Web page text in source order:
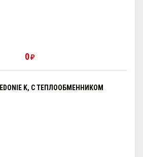
0 ₽
K, С ТЕПЛООБМЕННИКОМ